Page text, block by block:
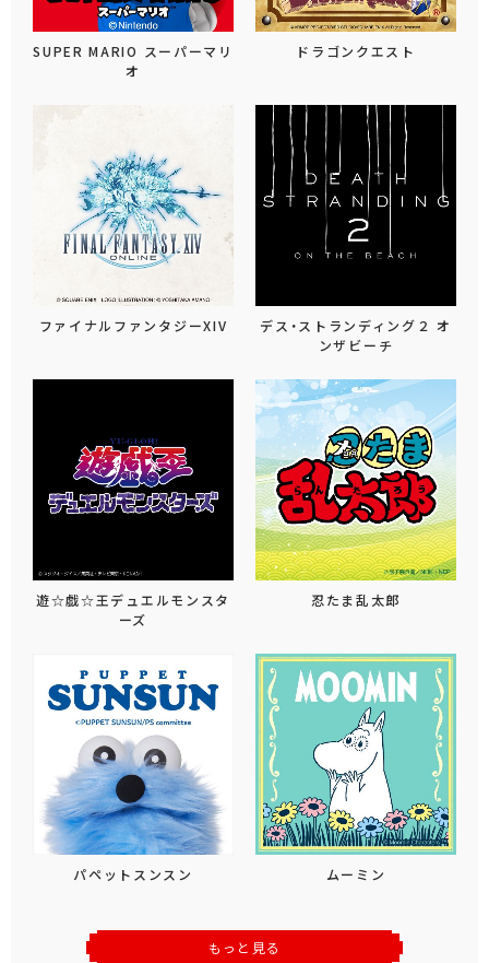
SUPER MARIO スーパーマリ
オ
ドラゴンクエスト
ファイナルファンタジーXIV
デス・ストランディング２ オ
ンザビーチ
遊☆戯☆王デュエルモンスタ
ーズ
忍たま乱太郎
パペットスンスン ムーミン
もっと見る